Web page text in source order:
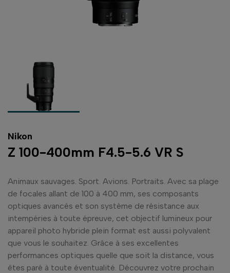
Nikon
Z 100-400mm F4.5-5.6 VR S
Animaux sauvages. Sport. Avions. Portraits. Avec sa plage
de focales allant de 100 à 400 mm, ses composants
optiques avancés et son système de résistance aux
intempéries à toute épreuve, cet objectif lumineux pour
appareil photo hybride plein format est aussi polyvalent
que vous le souhaitez. Grâce à ses excellentes
performances optiques quelle que soit la distance, vous
êtes paré à toute éventualité. Découvrez votre prochain